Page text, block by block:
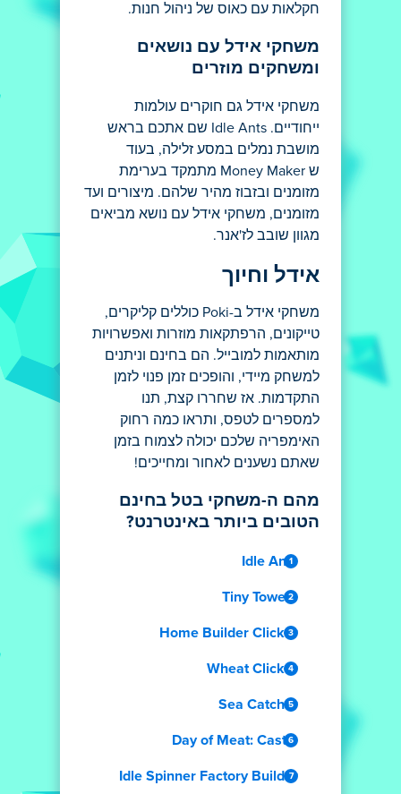
חקלאות עם כאוס של ניהול חנות.
משחקי אידל עם נושאים
ומשחקים מוזרים
משחקי אידל גם חוקרים עולמות
ייחודיים. Idle Ants שם אתכם בראש
מושבת נמלים במסע זלילה, בעוד
ש Money Maker מתמקד בערימת
מזומנים ובזבוז מהיר שלהם. מיצורים ועד
מזומנים, משחקי אידל עם נושא מביאים
מגוון שובב לז'אנר.
אידל וחיוך
משחקי אידל ב-Poki כוללים קליקרים,
טייקונים, הרפתקאות מוזרות ואפשרויות
מותאמות למובייל. הם בחינם וניתנים
למשחק מיידי, והופכים זמן פנוי לזמן
התקדמות. אז שחררו קצת, תנו
למספרים לטפס, ותראו כמה רחוק
האימפריה שלכם יכולה לצמוח בזמן
שאתם נשענים לאחור ומחייכים!
מהם ה-משחקי בטל בחינם
הטובים ביותר באינטרנט?
Idle Ants
Tiny Towers
Home Builder Clicker
Wheat Clicker
Sea Catcher
Day of Meat: Castle
Idle Spinner Factory Builder